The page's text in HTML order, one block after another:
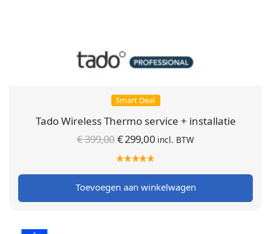
Smart Deal
Tado Wireless Thermo service + installatie
€399,00Oorspronkelijke
prijs was:
€ 399,00.
€299,00 Huidige
€ 299,00.
incl. BTW
Toevoegen aan winkelwagen